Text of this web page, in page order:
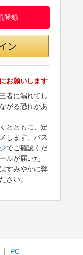
登録
お願いします
者に漏れてし
がる恐れがあ
とともに、定
します。パス
でご確認くだ
ルが届いた
すみやかに弊
さい。
PC